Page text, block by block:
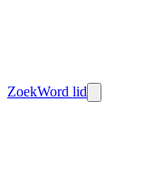
ZoekWord lid